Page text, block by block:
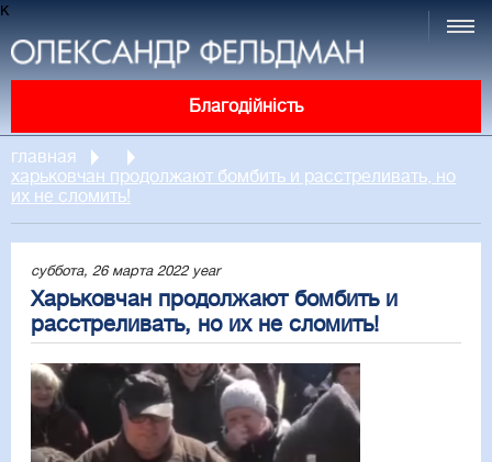
к
Благодійність
главная
харьковчан продолжают бомбить и расстреливать, но
их не сломить!
суббота, 26 марта 2022 year
Харьковчан продолжают бомбить и
расстреливать, но их не сломить!